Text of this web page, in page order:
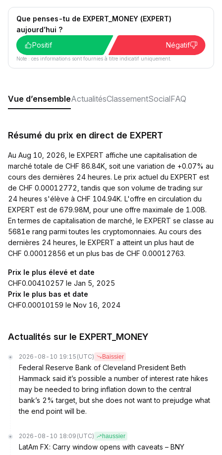
Que penses-tu de EXPERT_MONEY (EXPERT)
aujourd’hui ?
Positif
Négatif
Note : ces informations sont fournies à titre indicatif uniquement.
Vue d’ensembleActualitésClassementSocialFAQ
Résumé du prix en direct de EXPERT
Au Aug 10, 2026, le EXPERT affiche une capitalisation de
marché totale de CHF 86.84K, soit une variation de +0.07% au
cours des dernières 24 heures. Le prix actuel du EXPERT est
de CHF 0.00012772, tandis que son volume de trading sur
24 heures s'élève à CHF 104.94K. L'offre en circulation du
EXPERT est de 679.98M, pour une offre maximale de 1.00B.
En termes de capitalisation de marché, le EXPERT se classe au
5681e rang parmi toutes les cryptomonnaies. Au cours des
dernières 24 heures, le EXPERT a atteint un plus haut de
CHF 0.00012856 et un plus bas de CHF 0.00012763.
Prix le plus élevé et date
CHF0.00410257 le Jan 5, 2025
Prix le plus bas et date
CHF0.00010159 le Nov 16, 2024
Actualités sur le EXPERT_MONEY
2026-08-10 19:15 (UTC) Baissier
Federal Reserve Bank of Cleveland President Beth
Hammack said it’s possible a number of interest rate hikes
may be needed to bring inflation down to the central
bank’s 2% target, but she does not want to prejudge what
the end point will be.
2026-08-10 18:09 (UTC) haussier
LatAm FX: Carry window opens with caveats – BNY